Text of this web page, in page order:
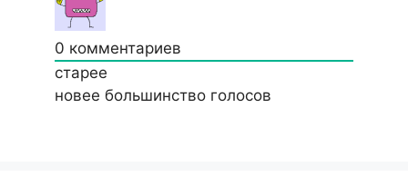
0 комментариев
старее
новее большинство голосов